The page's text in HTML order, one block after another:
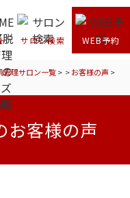
サロン検索 WEB予約
理サロン一覧> >お客様の声 >
お客様の声